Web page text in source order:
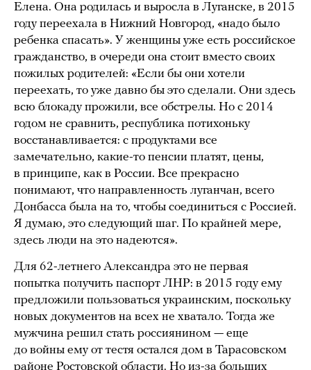
Елена. Она родилась и выросла в Луганске, в 2015
году переехала в Нижний Новгород, «надо было
ребенка спасать». У женщины уже есть российское
гражданство, в очереди она стоит вместо своих
пожилых родителей: «Если бы они хотели
переехать, то уже давно бы это сделали. Они здесь
всю блокаду прожили, все обстрелы. Но с 2014
годом не сравнить, республика потихоньку
восстанавливается: с продуктами все
замечательно, какие-то пенсии платят, цены,
в принципе, как в России. Все прекрасно
понимают, что направленность луганчан, всего
Донбасса была на то, чтобы соединиться с Россией.
Я думаю, это следующий шаг. По крайней мере,
здесь люди на это надеются».
Для 62-летнего Александра это не первая
попытка получить паспорт ЛНР: в 2015 году ему
предложили пользоваться украинским, поскольку
новых документов на всех не хватало. Тогда же
мужчина решил стать россиянином — еще
до войны ему от тестя остался дом в Тарасовском
районе Ростовской области. Но из-за больших